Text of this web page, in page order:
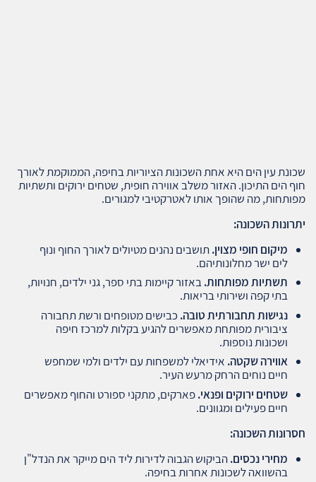
שכונת עין הים היא אחת השכונות הציוריות בחיפה, הממוקמת לאורך
חוף הים התיכון. האזור משלב אווירה חופית, שטחים ירוקים ותשתיות
מפותחות, מה שהופך אותו לאטרקטיבי למגורים.
יתרונות השכונה:
מיקום חופי מצוין.תושבים נהנים מטיולים לאורך החוף ונוף
לים ישר מחלונותיהם.
תשתיות מפותחות.באזור קיימות בתי ספר, גני ילדים, חנויות,
בתי קפה ושירותי בריאות.
נגישות תחבורתית טובה. כבישים מטופחים ורשת תחבורה
ציבורית מפותחת מאפשרים להגיע בקלות למרכז חיפה
ושכונות נוספות.
אווירה שקטה. אידיאלי למשפחות עם ילדים ולמי שמחפש
חיים נוחים הרחק מרעש העיר.
שטחים ירוקים ופנאי.פארקים, מתקני ספורט והחוף מאפשרים
חיים פעילים ומגוונים.
חסרונות השכונה:
מחירי נכסים.הביקוש הגבוה לדירות ליד הים מייקר את הנדל"ן
בהשוואה לשכונות אחרות בחיפה.